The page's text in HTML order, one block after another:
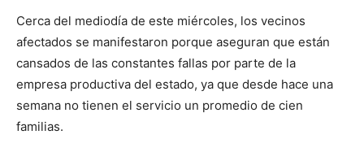
Cerca del mediodía de este miércoles, los vecinos
afectados se manifestaron porque aseguran que están
cansados de las constantes fallas por parte de la
empresa productiva del estado, ya que desde hace una
semana no tienen el servicio un promedio de cien
familias.